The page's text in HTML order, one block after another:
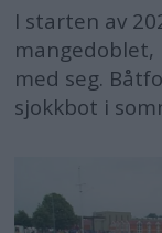
I starten av
med seg.
sjokkbot i